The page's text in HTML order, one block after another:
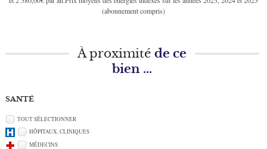
(abonnement compris)
À proximitéde ce
bien ...
SANTÉ
TOUT SÉLECTIONNER
HÔPITAUX, CLINIQUES
MÉDECINS